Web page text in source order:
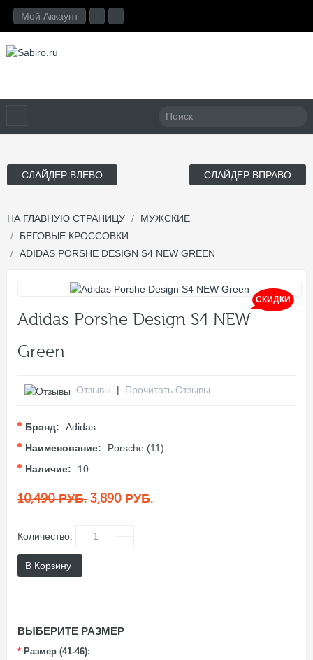
Мой Аккаунт
СЛАЙДЕР ВЛЕВО СЛАЙДЕР ВПРАВО
НА ГЛАВНУЮ СТРАНИЦУ
МУЖСКИЕ
БЕГОВЫЕ КРОССОВКИ
ADIDAS PORSHE DESIGN S4 NEW GREEN
СКИДКИ
Adidas Porshe Design S4 NEW
Green
Отзывы | Прочитать Отзывы
Брэнд:
Adidas
Наименование:
Porsche (11)
Наличие:
10
10,490 РУБ. 3,890 РУБ.
Количество:
В Корзину
ВЫБЕРИТЕ РАЗМЕР
* Размер (41-46):